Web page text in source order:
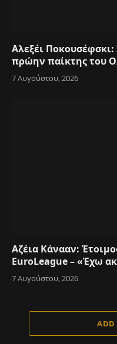
Αλεξέι
πρώην παίκτης του
7 Αυγούστου, 2026
Αζέια Κάνααν:
EuroLeague – «Έχω
7 Αυγούστου, 2026
ADD